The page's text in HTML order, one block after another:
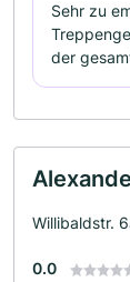
Sehr zu
der
Willibaldstr.
0.0